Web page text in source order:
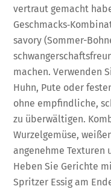
vertraut gemacht
savory (Sommer-
machen. Verwenden
Huhn, Pute oder
ohne empfindliche,
zu überwältigen.
Wurzelgemüse,
angenehme Texturen
Heben Sie Gerichte
Spritzer Essig am